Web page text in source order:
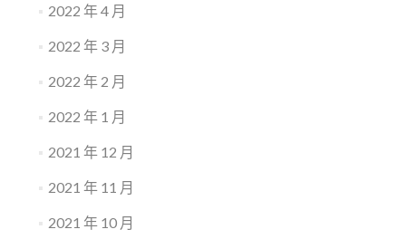
2022 年 4 月
2022 年 3 月
2022 年 2 月
2022 年 1 月
2021 年 12 月
2021 年 11 月
2021 年 10 月